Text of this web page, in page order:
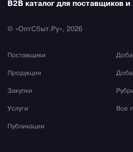
B2B каталог для поставщиков
© «ОптСбыт.Ру», 2026
Поставщики
Продукция
Закупки
Услуги
Публикации
Все